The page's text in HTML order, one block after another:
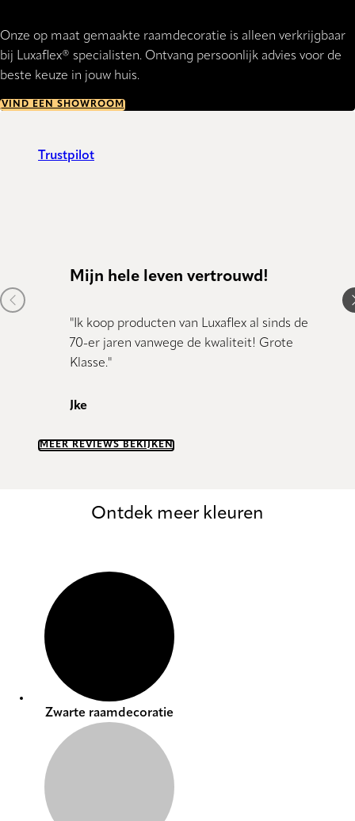
Onze op maat gemaakte raamdecoratie is alleen verkrijgbaar
bij Luxaflex® specialisten. Ontvang persoonlijk advies voor de
beste keuze in jouw huis.
VIND EEN SHOWROOM
Trustpilot
Mijn hele leven vertrouwd!
"Ik koop producten van Luxaflex al sinds de
70-er jaren vanwege de kwaliteit! Grote
Klasse."
Jke
MEER REVIEWS BEKIJKEN
Previous item
Ontdek meer kleuren
Zwarte raamdecoratie